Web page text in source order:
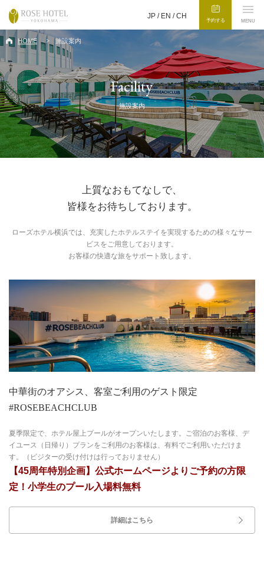
JP / EN /CH
予約する MENU
HOME 施設案内
Facility
施設案内
上質なおもてなしで、
皆様をお待ちしております。
ローズホテル横浜では、充実したホテルステイを実現するための様々なサー
ビスをご用意しております。
お客様の快適な旅をサポート致します。
中華街のオアシス、客室ご利用のゲスト限定
#ROSEBEACHCLUB
夏季限定で、ホテル屋上プールがオープンいたします。ご宿泊のお客様、デ
イユース（日帰り）プランをご利用のお客様は、有料でご利用いただけま
す。（ビジターの受け付けは行っておりません）
【45周年特別企画】公式ホームページよりご予約の方限
定！小学生のプール入場料無料
詳細はこちら